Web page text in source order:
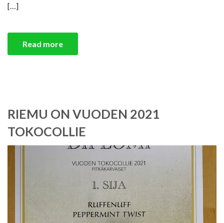
[…]
Read more
RIEMU ON VUODEN 2021
TOKOCOLLIE